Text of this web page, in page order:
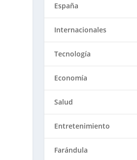
España
Internacionales
Tecnología
Economía
Salud
Entretenimiento
Farándula